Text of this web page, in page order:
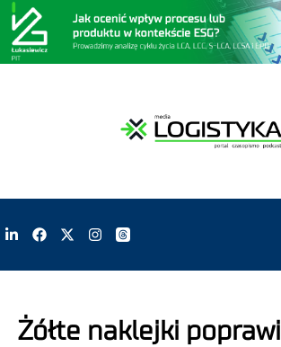
Żółte naklejki